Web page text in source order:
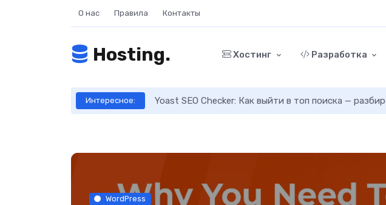
О нас Правила Контакты
Hosting. Хостинг Разработка
Интересное: Yoast SEO Checker: Как выйти в топ поиска —
WordPress